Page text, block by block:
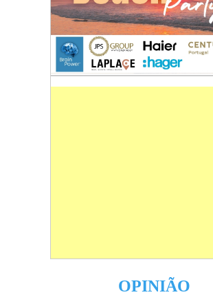
OPINIÃO